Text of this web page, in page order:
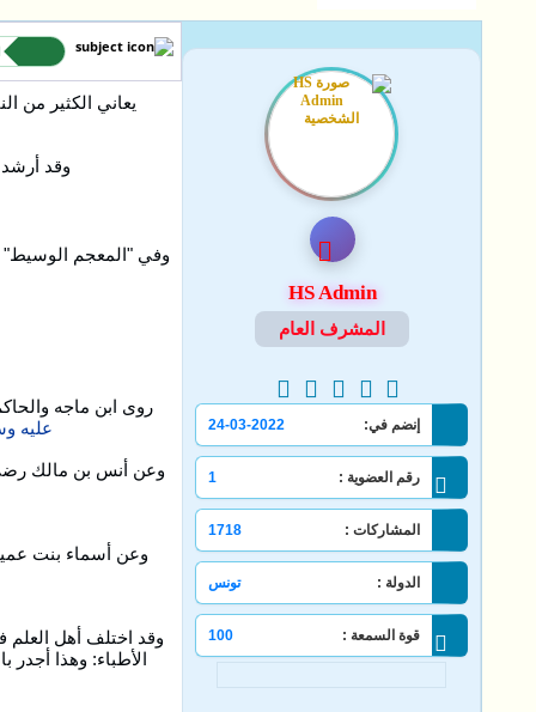
HS Admin
المشرف العام
إنضم في: 24-03-2022
رقم العضوية : 1
المشاركات : 1718
الدولة : تونس
قوة السمعة : 100
يعاني الكثير من
وقد
وفي "المعجم الوسيط"
روى ابن ماجه
عليه
وعن أنس بن مالك
وعن أسماء بنت
وقد اختلف أهل العلم
الأطباء: وهذا